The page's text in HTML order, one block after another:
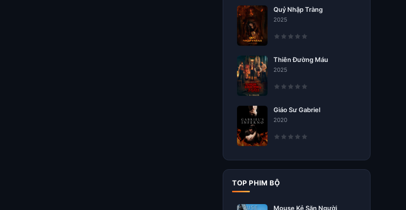
Quỷ Nhập Tràng
2025
Thiên Đường Máu
2025
Giáo Sư Gabriel
2020
TOP PHIM BỘ
Mouse Kẻ Săn Người